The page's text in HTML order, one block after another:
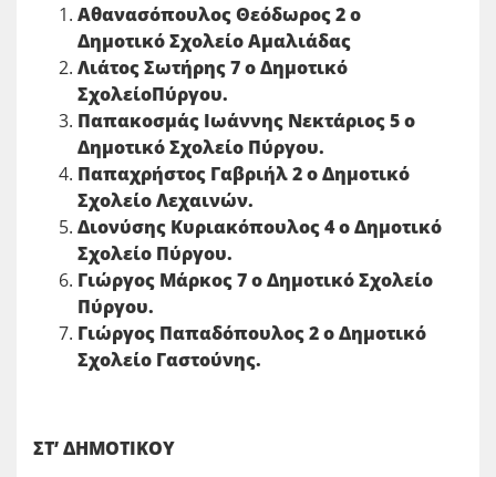
Αθανασόπουλος Θεόδωρος 2 ο
Δημοτικό Σχολείο Αμαλιάδας
Λιάτος Σωτήρης 7 ο Δημοτικό
ΣχολείοΠύργου.
Παπακοσμάς Ιωάννης Νεκτάριος 5 ο
Δημοτικό Σχολείο Πύργου.
Παπαχρήστος Γαβριήλ 2 ο Δημοτικό
Σχολείο Λεχαινών.
Διονύσης Κυριακόπουλος 4 ο Δημοτικό
Σχολείο Πύργου.
Γιώργος Μάρκος 7 ο Δημοτικό Σχολείο
Πύργου.
Γιώργος Παπαδόπουλος 2 ο Δημοτικό
Σχολείο Γαστούνης.
ΣΤ’ ΔΗΜΟΤΙΚΟΥ